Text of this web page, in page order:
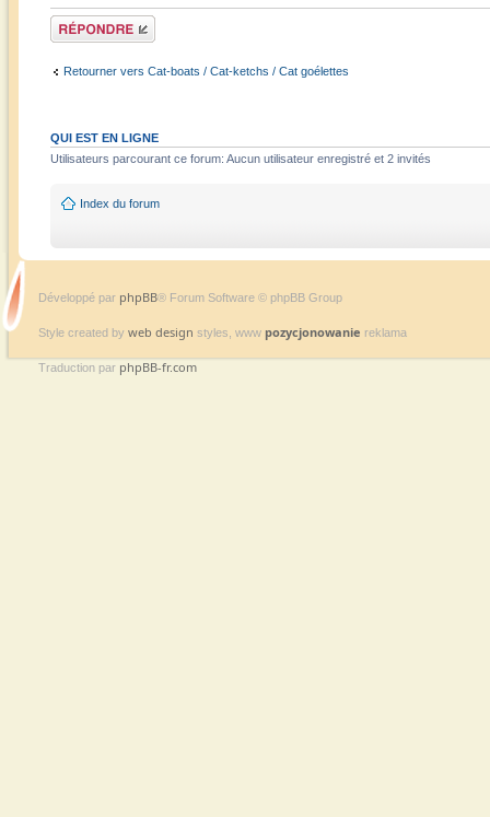
Répondre
Retourner vers Cat-boats / Cat-ketchs / Cat goélettes
QUI EST EN LIGNE
Utilisateurs parcourant ce forum: Aucun utilisateur enregistré et 2 invités
Index du forum
Développé par phpBB® Forum Software © phpBB Group
Style created by web design styles, www pozycjonowanie reklama
Traduction par phpBB-fr.com